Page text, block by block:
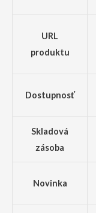
URL
produktu
Dostupnosť
Skladová
zásoba
Novinka